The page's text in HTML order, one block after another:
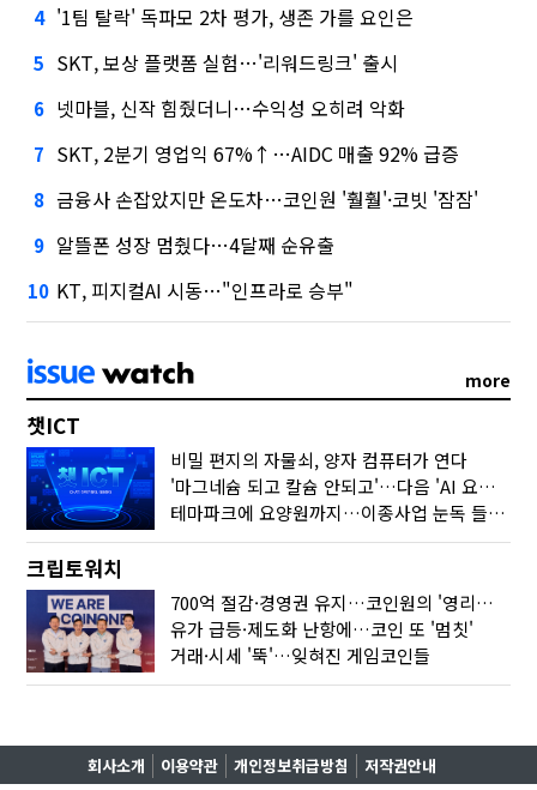
4 '1팀 탈락' 독파모 2차 평가, 생존 가를 요인은
5 SKT, 보상 플랫폼 실험…'리워드링크' 출시
6 넷마블, 신작 힘줬더니…수익성 오히려 악화
7 SKT, 2분기 영업익 67%↑…AIDC 매출 92% 급증
8 금융사 손잡았지만 온도차…코인원 '훨훨'·코빗 '잠잠'
9 알뜰폰 성장 멈췄다…4달째 순유출
10 KT, 피지컬AI 시동…"인프라로 승부"
more
챗ICT
비밀 편지의 자물쇠, 양자 컴퓨터가 연다
'마그네슘 되고 칼슘 안되고'…다음 'AI 요약' 갈 길은
테마파크에 요양원까지…이종사업 눈독 들이는 게임사
크립토워치
700억 절감·경영권 유지…코인원의 '영리한 딜'
유가 급등·제도화 난항에…코인 또 '멈칫'
거래·시세 '뚝'…잊혀진 게임코인들
회사소개 이용약관 개인정보취급방침 저작권안내